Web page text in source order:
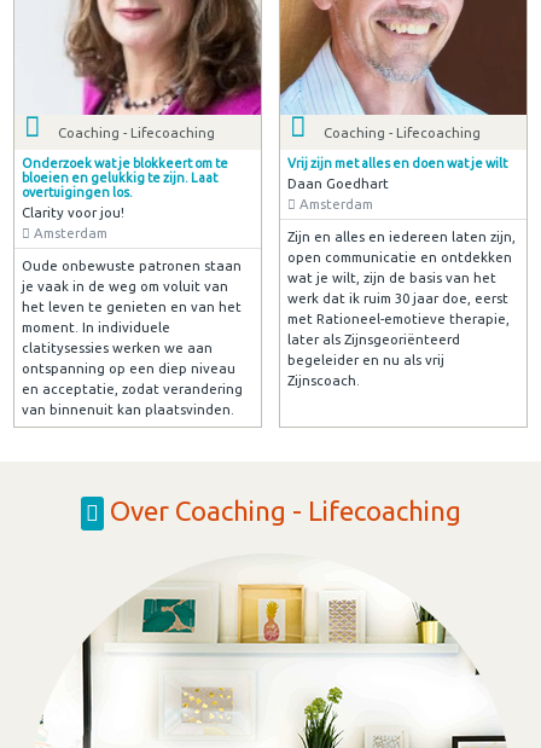
Coaching - Lifecoaching
Onderzoek wat je blokkeert om te
bloeien en gelukkig te zijn. Laat
overtuigingen los.
Clarity voor jou!
Amsterdam
Oude onbewuste patronen staan
je vaak in de weg om voluit van
het leven te genieten en van het
moment. In individuele
clatitysessies werken we aan
ontspanning op een diep niveau
en acceptatie, zodat verandering
van binnenuit kan plaatsvinden.
Coaching - Lifecoaching
Vrij zijn met alles en doen wat je wilt
Daan Goedhart
Amsterdam
Zijn en alles en iedereen laten zijn,
open communicatie en ontdekken
wat je wilt, zijn de basis van het
werk dat ik ruim 30 jaar doe, eerst
met Rationeel-emotieve therapie,
later als Zijnsgeoriënteerd
begeleider en nu als vrij
Zijnscoach.
Over Coaching - Lifecoaching